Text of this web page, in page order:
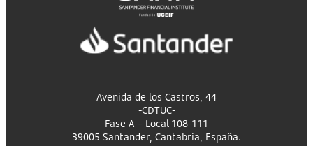
Avenida de los Castros, 44
-CDTUC-
Fase A – Local 108-111
39005 Santander, Cantabria, España.